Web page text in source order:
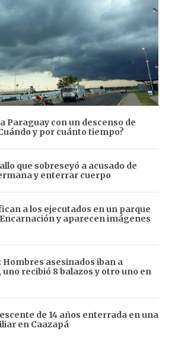
Paraguay con un descenso de
y por cuánto tiempo?
que sobreseyó a acusado de
y enterrar cuerpo
a los ejecutados en un parque
y aparecen imágenes
Hombres asesinados iban a
recibió 8 balazos y otro uno en
de 14 años enterrada en una
en Caazapá